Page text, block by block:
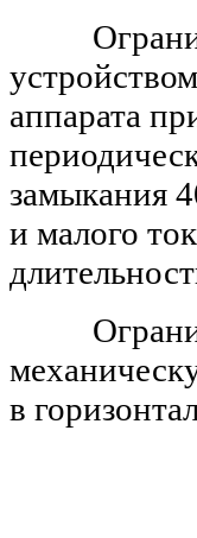
аппарата
замыкания
и малого
в